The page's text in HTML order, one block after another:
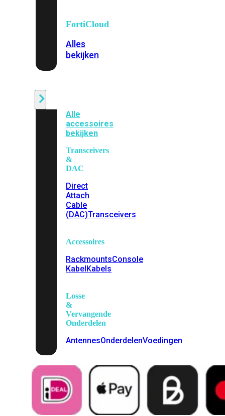
FortiCloud
Alles
bekijken
Alle
accessoires
bekijken
Transceivers
&
DAC
Direct
Attach
Cable
(DAC)Transceivers
Accessoires
RackmountsConsole
KabelKabels
Losse
&
Vervangende
Onderdelen
AntennesOnderdelenVoedingen